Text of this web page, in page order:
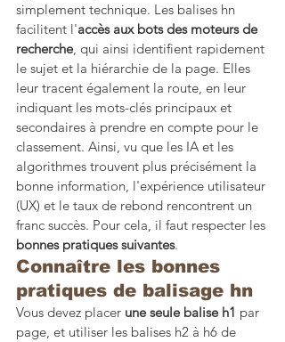
simplement technique. Les balises hn
facilitent l'accès aux bots des moteurs de
recherche, qui ainsi identifient rapidement
le sujet et la hiérarchie de la page. Elles
leur tracent également la route, en leur
indiquant les mots-clés principaux et
secondaires à prendre en compte pour le
classement. Ainsi, vu que les IA et les
algorithmes trouvent plus précisément la
bonne information, l'expérience utilisateur
(UX) et le taux de rebond rencontrent un
franc succès. Pour cela, il faut respecter les
bonnes pratiques suivantes.
Connaître les bonnes
pratiques de balisage hn
Vous devez placer une seule balise h1 par
page, et utiliser les balises h2 à h6 de